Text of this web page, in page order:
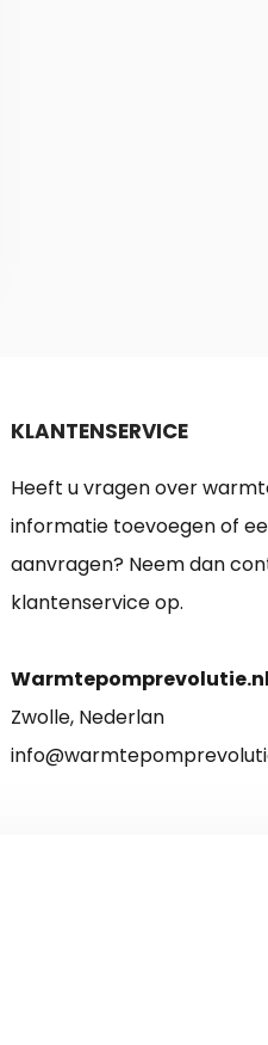
KLANTENSERVICE
Heeft u vragen over
informatie toevoegen of
aanvragen? Neem dan
klantenservice op.
Warmtepomprevolutie.nl
Zwolle, Nederlan